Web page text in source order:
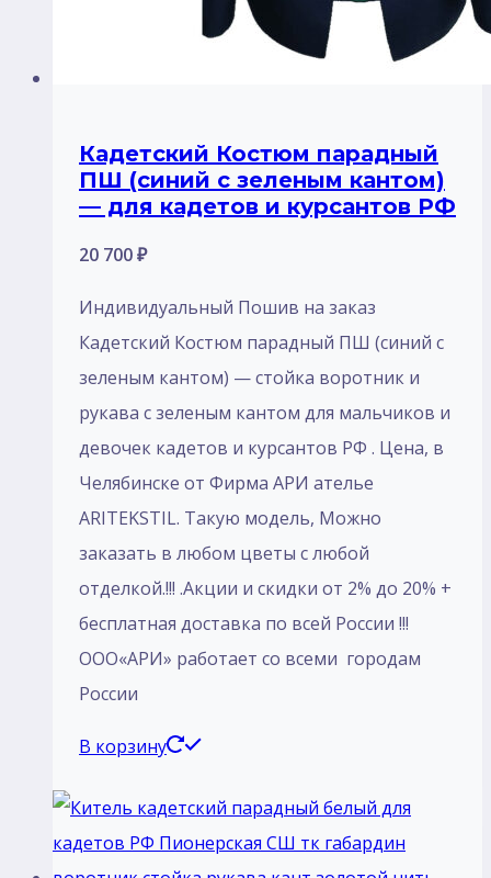
Кадетский Костюм парадный
ПШ (синий с зеленым кантом)
— для кадетов и курсантов РФ
20 700₽
Индивидуальный Пошив на заказ
Кадетский Костюм парадный ПШ (синий с
зеленым кантом) — стойка воротник и
рукава с зеленым кантом для мальчиков и
девочек кадетов и курсантов РФ . Цена, в
Челябинске от Фирма АРИ ателье
ARITEKSTIL. Такую модель, Mожно
заказать в любом цветы с любой
отделкой.!!! .Акции и скидки от 2% до 20% +
бесплатная доставка по всей России !!!
ООО«АРИ» работает со всеми городам
России
В корзину